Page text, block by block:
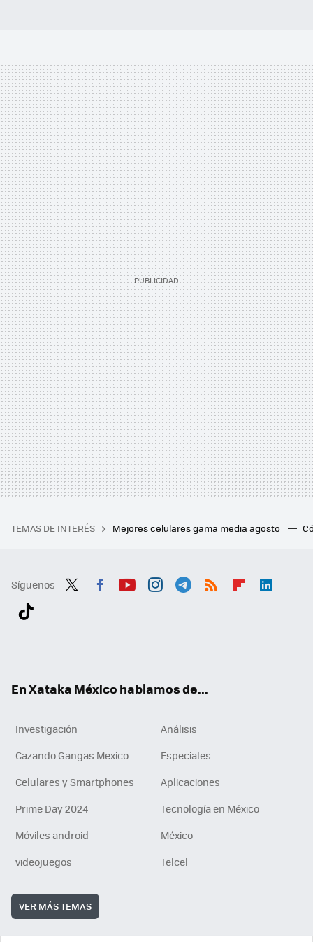
TEMAS DE INTERÉS Mejores celulares gama media agosto
Síguenos
En Xataka México hablamos de...
Investigación
Análisis
Cazando Gangas Mexico
Especiales
Celulares y Smartphones
Aplicaciones
Prime Day 2024
Tecnología en México
Móviles android
México
videojuegos
Telcel
VER MÁS TEMAS